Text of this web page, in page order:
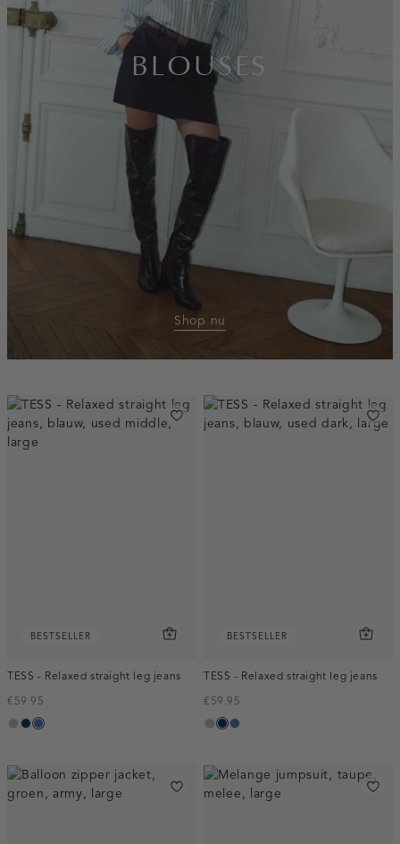
BLOUSES
Shop nu
BESTSELLER
TESS - Relaxed straight leg jeans
€59.95
grijs,
middle
blauw,
dark
blauw,
middle
BESTSELLER
TESS - Relaxed straight leg jeans
€59.95
grijs,
middle
blauw,
dark
blauw,
middle